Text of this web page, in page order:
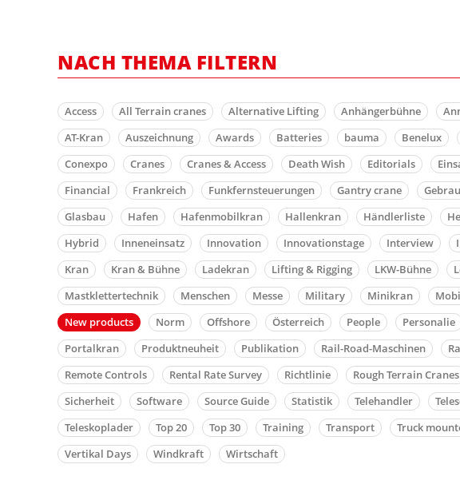
NACH THEMA FILTERN
Access All Terrain cranes Alternative Lifting Anhängerbühne
AT-Kran
Auszeichnung Awards Batteries bauma Benelux
Conexpo
Cranes Cranes & Access Death Wish Editorials
Financial
Frankreich Funkfernsteuerungen Gantry crane
Glasbau
Hafen Hafenmobilkran Hallenkran Händlerliste
Hybrid
Inneneinsatz Innovation Innovationstage Interview
Kran
Kran & Bühne Ladekran Lifting & Rigging LKW-Bühne
Mastklettertechnik
Menschen Messe Military Minikran
New products
Norm Offshore Österreich People Personalie
Portalkran
Produktneuheit Publikation Rail-Road-Maschinen
Remote Controls
Rental Rate Survey Richtlinie Rough Terrain Cranes
Sicherheit
Software Source Guide Statistik Telehandler
Teleskoplader
Top 20 Top 30 Training Transport Truck
Vertikal Days
Windkraft Wirtschaft